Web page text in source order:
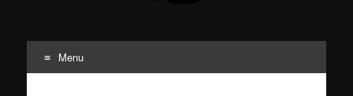
Menu